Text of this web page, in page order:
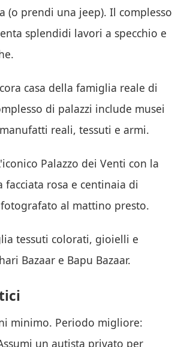
(o prendi una jeep). Il complesso
splendidi lavori a specchio e
casa della famiglia reale di
di palazzi include musei
reali, tessuti e armi.
Palazzo dei Venti con la
facciata rosa e centinaia di
al mattino presto.
tessuti colorati, gioielli e
Bazaar e Bapu Bazaar.
minimo. Periodo migliore:
un autista privato per